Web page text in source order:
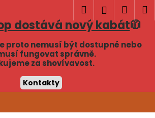
dostává nový kabát🧥
proto nemusí být dostupné nebo
fungovat správně.
za shovívavost.
Kontakty
Hledat
košík